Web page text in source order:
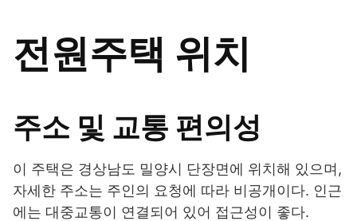
전원주택 위치
주소 및 교통 편의성
이 주택은 경상남도 밀양시 단장면에 위치해 있으며,
자세한 주소는 주인의 요청에 따라 비공개이다. 인근
에는 대중교통이 연결되어 있어 접근성이 좋다.